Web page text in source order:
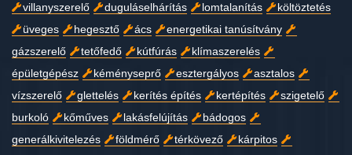
villanyszerelő duguláselhárítás lomtalanítás
költöztetés
üveges
hegesztő ács
energetikai tanúsítvány
gázszerelő
tetőfedő kútfúrás
klímaszerelés
épületgépész
kéményseprő esztergályos
asztalos
vízszerelő
glettelés kerítés építés kertépítés
szigetelő
burkoló
kőműves lakásfelújítás
bádogos
generálkivitelezés
földmérő térkövező
kárpitos